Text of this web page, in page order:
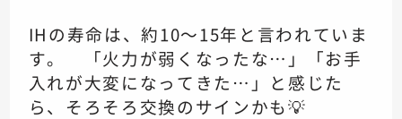
IHの寿命は、約10～15年と言われていま
す。 「火力が弱くなったな…」「お手
入れが大変になってきた…」と感じた
ら、そろそろ交換のサインかも💡